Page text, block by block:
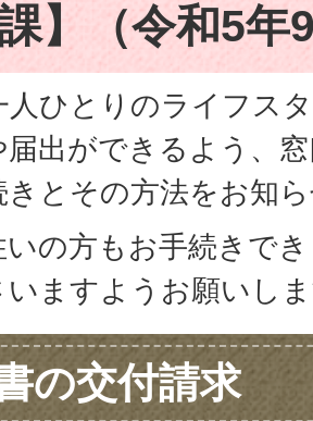
課】（令和5
人ひとりのライフス
出ができるよう、
きとその方法をお知
の方もお手続きで
いますようお願いし
の交付請求